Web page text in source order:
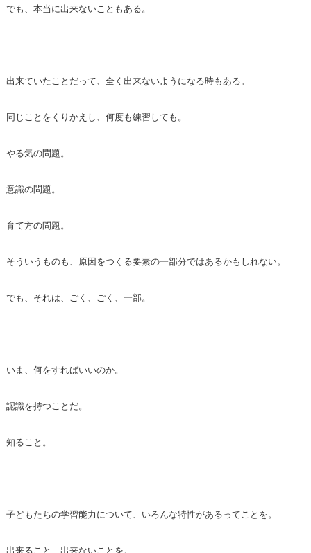
でも、本当に出来ないこともある。
出来ていたことだって、全く出来ないようになる時もある。
同じことをくりかえし、何度も練習しても。
やる気の問題。
意識の問題。
育て方の問題。
そういうものも、原因をつくる要素の一部分ではあるかもしれない。
でも、それは、ごく、ごく、一部。
いま、何をすればいいのか。
認識を持つことだ。
知ること。
子どもたちの学習能力について、いろんな特性があるってことを。
出来ること、出来ないことを。